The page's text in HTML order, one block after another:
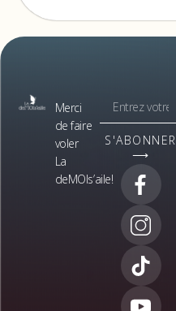
Merci
de faire
voler
La
deMOIs’aile!
S'ABONNER
⟶